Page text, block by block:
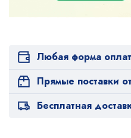
Любая форма
Прямые поставки
Бесплатная